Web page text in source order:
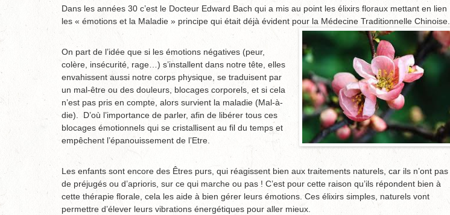
Dans les années 30 c’est le Docteur Edward Bach qui a mis au point les élixirs floraux mettant en lien
les « émotions et la Maladie » principe qui était déjà évident pour la Médecine Traditionnelle Chinoise.
On part de l’idée que si les émotions négatives (peur,
colère, insécurité, rage…) s’installent dans notre tête, elles
envahissent aussi notre corps physique, se traduisent par
un mal-être ou des douleurs, blocages corporels, et si cela
n’est pas pris en compte, alors survient la maladie (Mal-à-
die). D’où l’importance de parler, afin de libérer tous ces
blocages émotionnels qui se cristallisent au fil du temps et
empêchent l’épanouissement de l’Etre.
Les enfants sont encore des Êtres purs, qui réagissent bien aux traitements naturels, car ils n’ont pas
de préjugés ou d’aprioris, sur ce qui marche ou pas ! C’est pour cette raison qu’ils répondent bien à
cette thérapie florale, cela les aide à bien gérer leurs émotions. Ces élixirs simples, naturels vont
permettre d’élever leurs vibrations énergétiques pour aller mieux.